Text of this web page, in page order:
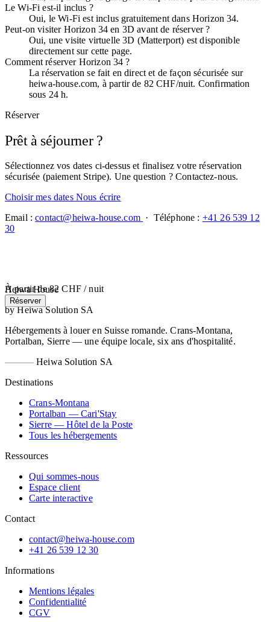
Le Wi-Fi est-il inclus ?
Oui, le Wi-Fi est inclus gratuitement dans Horizon 34.
Peut-on visiter Horizon 34 en 3D avant de réserver ?
Oui, une visite virtuelle 3D (Matterport) est disponible
directement sur cette page.
Comment réserver Horizon 34 ?
La réservation se fait en direct et de façon sécurisée sur
heiwa-house.com, à partir de 82 CHF/nuit. Confirmation
sous 24 h.
Réserver
Prêt à séjourner ?
Sélectionnez vos dates ci-dessus et finalisez votre réservation
sécurisée (paiement Stripe). Une question ? Contactez-nous.
Choisir mes dates Nous écrire
Email :contact@heiwa-house.com · Téléphone : +41 26 539 12
30
À partir de 82 CHF / nuit
Réserver
Heiwa House
by Heiwa Solution SA
Hébergements à louer en Suisse romande. Crans-Montana,
Portalban, Sierre — une équipe locale, six ans d'hospitalité.
Heiwa Solution SA
Destinations
Crans-Montana
Portalban — Cari'Stay
Sierre — Hôtel de la Poste
Tous les hébergements
Ressources
Qui sommes-nous
Espace client
Carte interactive
Contact
contact@heiwa-house.com
+41 26 539 12 30
Informations
Mentions légales
Confidentialité
CGV